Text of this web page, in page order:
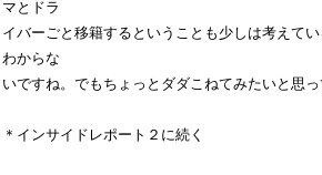
マとドラ
イバーごと移籍するということも少しは考えて
わからな
いですね。でもちょっとダダこねてみたいと思っ
＊インサイドレポート２に続く
GTアソシエイ